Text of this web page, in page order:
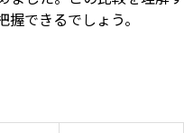
できるでしょう。